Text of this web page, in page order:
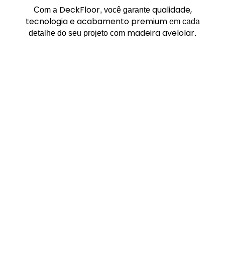
Com a DeckFloor, você garante qualidade,
tecnologia e acabamento premiumem cada
detalhe do seu projeto com madeira avelolar.